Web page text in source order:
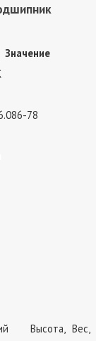
Значение
78
Высота, Вес,